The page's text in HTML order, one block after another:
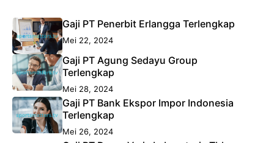
Gaji PT Penerbit Erlangga Terlengkap
Mei 22, 2024
Gaji PT Agung Sedayu Group
Terlengkap
Mei 28, 2024
Gaji PT Bank Ekspor Impor Indonesia
Terlengkap
Mei 26, 2024